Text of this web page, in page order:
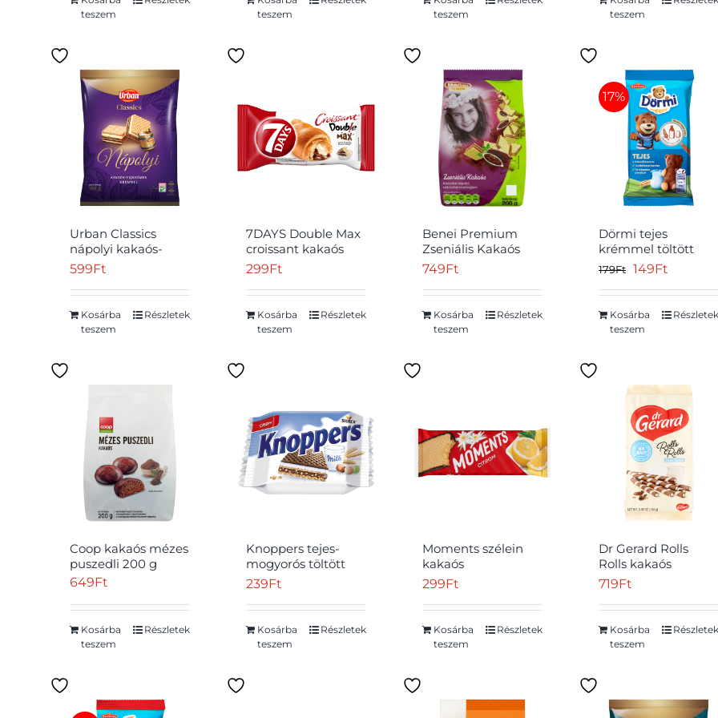
teszem
teszem
teszem
teszem
Urban Classics
nápolyi kakaós-
tejkrémes krémmel
599Ft
Kosárba
teszem
Részletek
7DAYS Double Max
croissant kakaós
töltelékkel és vanília
299Ft
Kosárba
teszem
Részletek
Benei Premium
Zseniális Kakaós
kakaós krémmel
749Ft
Kosárba
teszem
Részletek
17%
Dörmi tejes
krémmel töltött
puha piskóta 30 g
179Ft Original
price
was:
179Ft.
149Ft
price
is:
Kosárba
teszem
Részletek
Coop kakaós mézes
puszedli 200 g
649Ft
Kosárba
teszem
Részletek
Knoppers tejes-
mogyorós töltött
ostya kakaós
mártva 25 g
239Ft
Kosárba
teszem
Részletek
Moments szélein
kakaós
bevonómasszába
krémmel töltött
ostyaszelet 45 g
299Ft
Kosárba
teszem
Részletek
Dr Gerard Rolls
Rolls kakaós
ostyarúd tejszín ízű
719Ft
Kosárba
teszem
Részletek